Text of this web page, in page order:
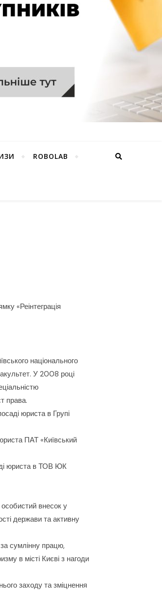
ROBOLAB
«Реінтеграція
національного
У 2008 році
права.
юриста в Групі
ПАТ «Київський
юриста в ТОВ ЮК
внесок у
держави та активну
сумлінну працю,
в місті Києві з нагоди
заходу та зміцнення